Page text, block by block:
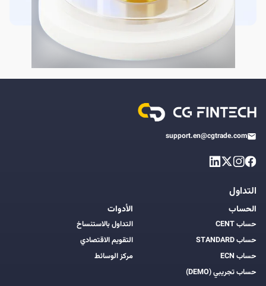
support.en@cgtrade.com
التداول
الحساب
حساب CENT
حساب STANDARD
حساب ECN
حساب تجريبي (DEMO)
الأدوات
التداول بالاستنساخ
التقويم الاقتصادي
مركز الوسائط